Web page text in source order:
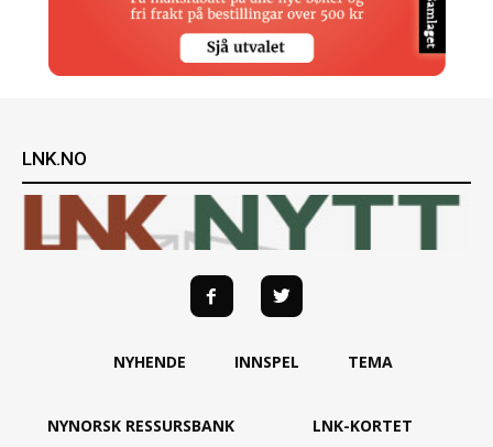
LNK.NO
NYHENDE INNSPEL TEMA
NYNORSK RESSURSBANK
LNK-KORTET